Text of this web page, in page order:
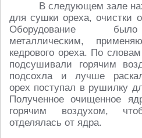
В следующем зале
для сушки ореха, очистки
Оборудование
металлическим,
кедрового ореха. По
подсушивали горячим
подсохла и лучше
орех поступал в рушилку
Полученное очищенное
горячим воздухом,
отделялась от ядра.